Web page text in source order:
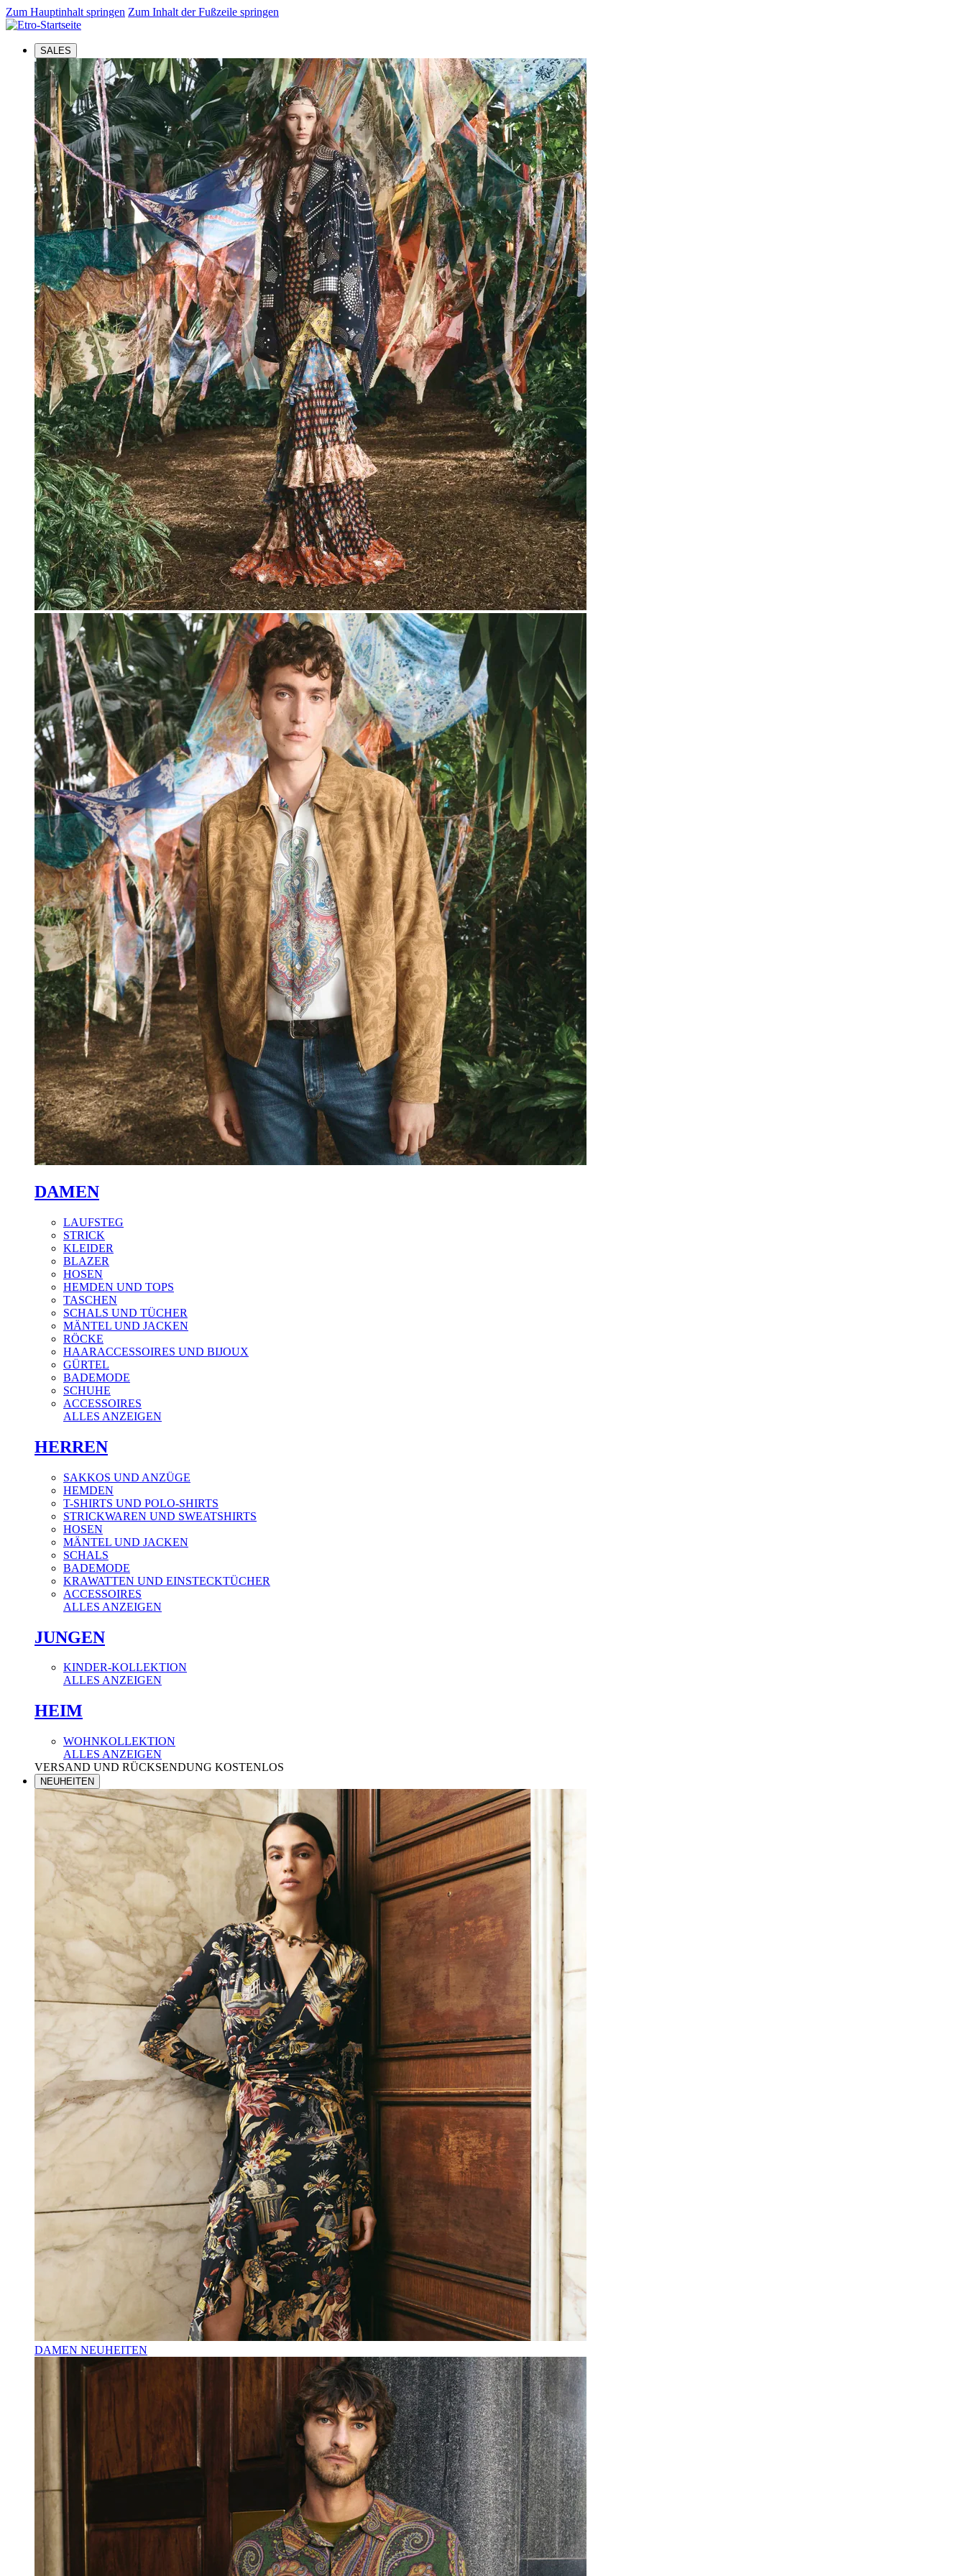
Zum Hauptinhalt springen Zum Inhalt der Fußzeile springen
SALES
DAMEN
LAUFSTEG
STRICK
KLEIDER
BLAZER
HOSEN
HEMDEN UND TOPS
TASCHEN
SCHALS UND TÜCHER
MÄNTEL UND JACKEN
RÖCKE
HAARACCESSOIRES UND BIJOUX
GÜRTEL
BADEMODE
SCHUHE
ACCESSOIRES
ALLES ANZEIGEN
HERREN
SAKKOS UND ANZÜGE
HEMDEN
T-SHIRTS UND POLO-SHIRTS
STRICKWAREN UND SWEATSHIRTS
HOSEN
MÄNTEL UND JACKEN
SCHALS
BADEMODE
KRAWATTEN UND EINSTECKTÜCHER
ACCESSOIRES
ALLES ANZEIGEN
JUNGEN
KINDER-KOLLEKTION
ALLES ANZEIGEN
HEIM
WOHNKOLLEKTION
ALLES ANZEIGEN
VERSAND UND RÜCKSENDUNG KOSTENLOS
NEUHEITEN
DAMEN NEUHEITEN